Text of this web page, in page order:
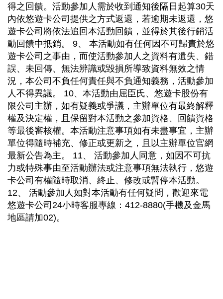
得之回饋。活動參加人需於收到通知後隔日起算30天
內依悠遊卡公司提供之方式返還，若逾期未返還，悠
遊卡公司將依法追回本活動回饋，並得於其後行銷活
動回饋中抵銷。 9、 本活動如有任何因不可歸責於悠
遊卡公司之事由，而使活動參加人之資料有遺失、錯
誤、未回傳、無法辨識或毀損所導致資料無效之情
況，本公司不負任何責任與不負通知義務，活動參加
人不得異議。 10、本活動由屈臣氏、悠遊卡股份有
限公司主辦，如有疑義或爭議，主辦單位有最終解釋
權及決定權，且保留對本活動之參加資格、回饋資格
等最後審核權。本活動注意事項如有未盡事宜，主辦
單位得隨時補充、修正或更新之，且以主辦單位官網
最新公告為主。 11、 活動參加人同意，如因不可抗
力或特殊事由至活動辦法或注意事項無法執行，悠遊
卡公司有權隨時取消、終止、修改或暫停本活動。
12、 活動參加人如對本活動有任何疑問，歡迎來電
悠遊卡公司24小時客服專線：412-8880(手機及金馬
地區請加02)。